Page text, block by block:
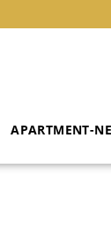
APARTMENT-